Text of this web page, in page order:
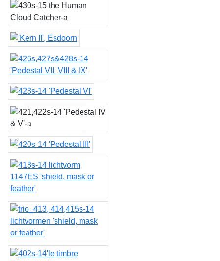
shades'
the Human Cloud Catcher
Kern II
'Pedestal VII, VIII & IX'
'Pedestal VI'
'Pedestal IV & V'
'Pedestal III'
lichtvorm 1147ES 'shield,
mask or feather'
lichtvormen 'shield, mask
or feather'